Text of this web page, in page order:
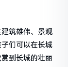
筑雄伟、景观
们可以在长城
到长城的壮丽